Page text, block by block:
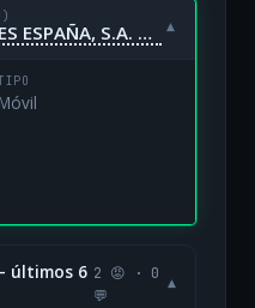
TELEFÓNICA MÓVILES ESPAÑA, S.A. UNIPERSONAL ▾
Móvil
últimos 6 2 😡 · 0
💬
▾